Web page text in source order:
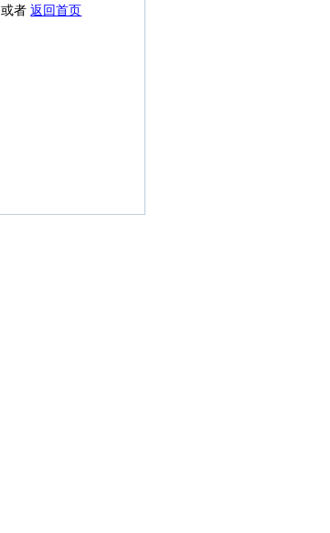
或者返回首页